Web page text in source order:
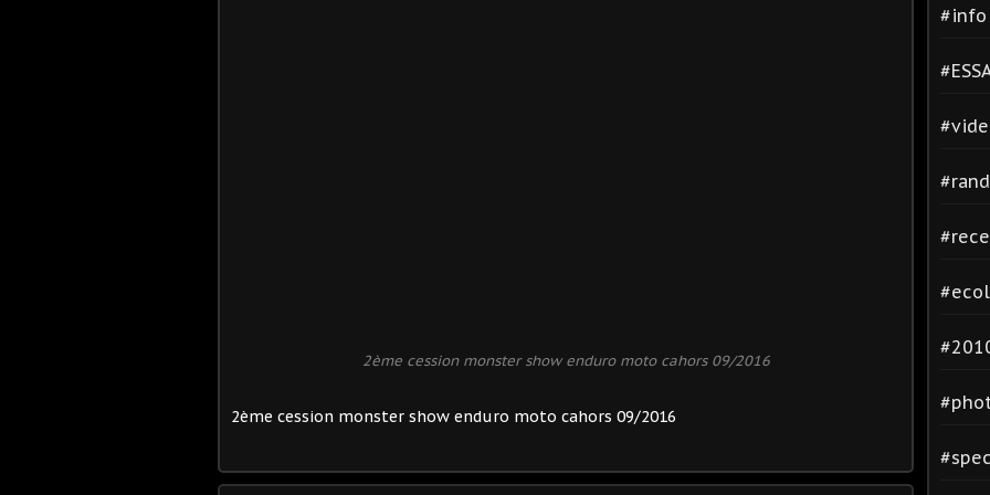
2ème cession monster show enduro moto cahors 09/2016
2ème cession monster show enduro moto cahors 09/2016
#info